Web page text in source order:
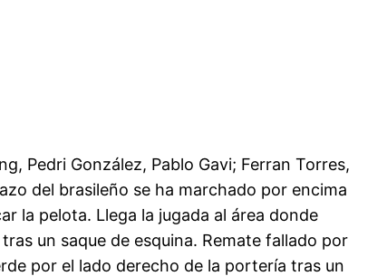
Pedri González, Pablo Gavi; Ferran Torres,
del brasileño se ha marchado por encima
la pelota. Llega la jugada al área donde
un saque de esquina. Remate fallado por
por el lado derecho de la portería tras un